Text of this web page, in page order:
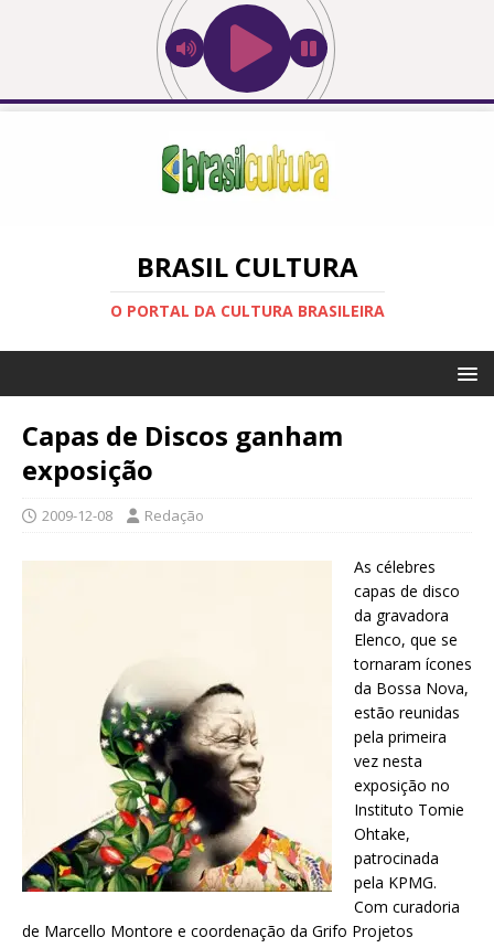
BRASIL CULTURA
O PORTAL DA CULTURA BRASILEIRA
Capas de Discos ganham
exposição
2009-12-08 Redação
As célebres
capas de disco
da gravadora
Elenco, que se
tornaram ícones
da Bossa Nova,
estão reunidas
pela primeira
vez nesta
exposição no
Instituto Tomie
Ohtake,
patrocinada
pela KPMG.
Com curadoria
de Marcello Montore e coordenação da Grifo Projetos